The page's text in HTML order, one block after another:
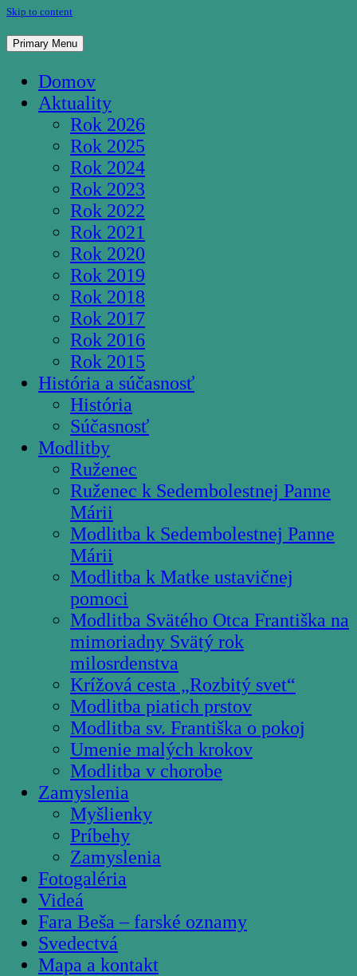
Skip to content
Pútnické miesto Studnička Pozba
Primary Menu
Domov
Aktuality
Rok 2026
Rok 2025
Rok 2024
Rok 2023
Rok 2022
Rok 2021
Rok 2020
Rok 2019
Rok 2018
Rok 2017
Rok 2016
Rok 2015
História a súčasnosť
História
Súčasnosť
Modlitby
Ruženec
Ruženec k Sedembolestnej Panne
Márii
Modlitba k Sedembolestnej Panne
Márii
Modlitba k Matke ustavičnej
pomoci
Modlitba Svätého Otca Františka na
mimoriadny Svätý rok
milosrdenstva
Krížová cesta „Rozbitý svet“
Modlitba piatich prstov
Modlitba sv. Františka o pokoj
Umenie malých krokov
Modlitba v chorobe
Zamyslenia
Myšlienky
Príbehy
Zamyslenia
Fotogaléria
Videá
Fara Beša – farské oznamy
Svedectvá
Mapa a kontakt